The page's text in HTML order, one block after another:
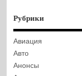
Рубрики
Авиация
Авто
Анонсы